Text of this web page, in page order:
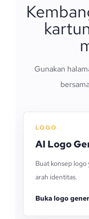
Gunakan
LOGO
AI Logo
Buat konsep logo
arah identitas.
Buka logo